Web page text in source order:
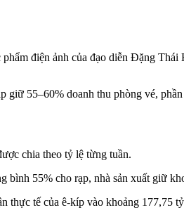
điện ảnh của đạo diễn Đặng
giữ 55–60% doanh thu phòng vé,
chia theo tỷ lệ từng tuần.
55% cho rạp, nhà sản xuất giữ
thực tế của ê-kíp vào khoảng 177,75